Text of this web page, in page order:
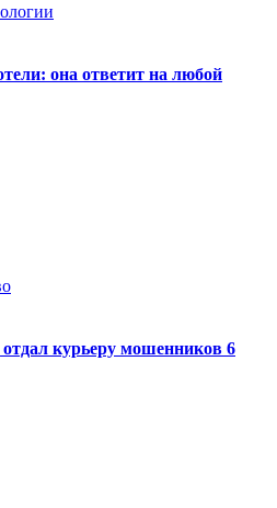
она ответит на любой
курьеру мошенников 6